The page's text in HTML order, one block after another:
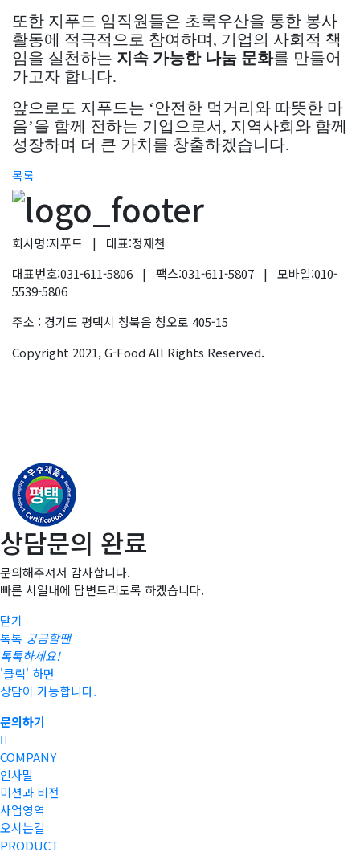
또한 지푸드 임직원들은 초록우산을 통한 봉사
활동에 적극적으로 참여하며, 기업의 사회적 책
임을 실천하는 지속 가능한 나눔 문화를 만들어
가고자 합니다.
앞으로도 지푸드는 ‘안전한 먹거리와 따뜻한 마
음’을 함께 전하는 기업으로서, 지역사회와 함께
성장하며 더 큰 가치를 창출하겠습니다.
목록
회사명:지푸드 | 대표:정재천
대표번호:031-611-5806 | 팩스:031-611-5807 | 모바일:010-
5539-5806
주소 : 경기도 평택시 청북읍 청오로 405-15
Copyright 2021, G-Food All Rights Reserved.
상담문의 완료
문의해주셔서 감사합니다.
빠른 시일내에 답변드리도록 하겠습니다.
닫기
톡톡 궁금할땐
톡톡하세요!
'클릭' 하면
상담이 가능합니다.
문의하기
COMPANY
인사말
미션과 비전
사업영역
오시는길
PRODUCT